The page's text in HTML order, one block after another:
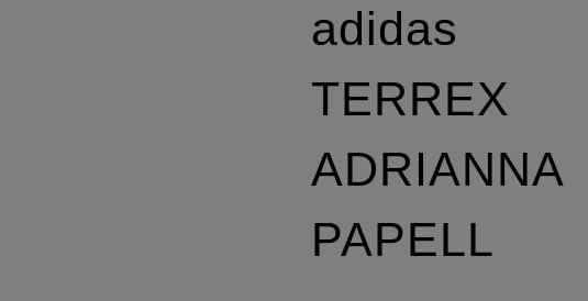
adidas
TERREX
ADRIANNA
PAPELL